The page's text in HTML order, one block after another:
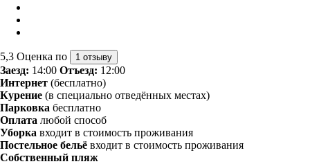
5,3 Оценка по 1 отзыву
Заезд: 14:00 Отъезд: 12:00
Интернет (бесплатно)
Курение (в специально отведённых местах)
Парковка бесплатно
Оплата любой способ
Уборка входит в стоимость проживания
Постельное бельё входит в стоимость проживания
Собственный пляж